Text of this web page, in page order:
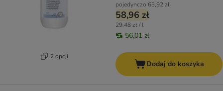
2 opcji
pojedynczo 63,92 zł
58,96 zł
29,48 zł / l
56,01 zł
Dodaj do koszyka